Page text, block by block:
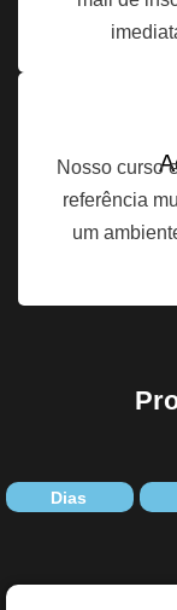
Nosso curso
referência
um
Dias